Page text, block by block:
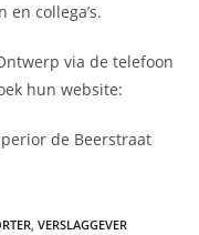
collega’s.
via de telefoon
hun website:
de Beerstraat
, VERSLAGGEVER